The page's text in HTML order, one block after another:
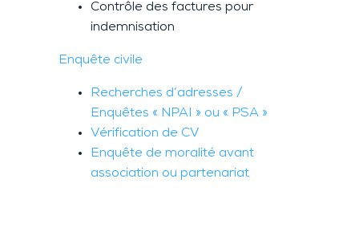
Contrôle des factures pour
indemnisation
Enquête civile
Recherches d’adresses /
Enquêtes « NPAI » ou « PSA »
Vérification de CV
Enquête de moralité avant
association ou partenariat